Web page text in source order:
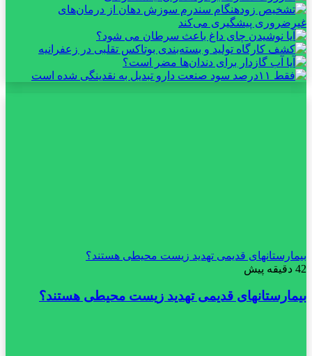
بیمارستانهای قدیمی تهدید زیست محیطی هستند؟
42 دقیقه پیش
بیمارستانهای قدیمی تهدید زیست محیطی هستند؟